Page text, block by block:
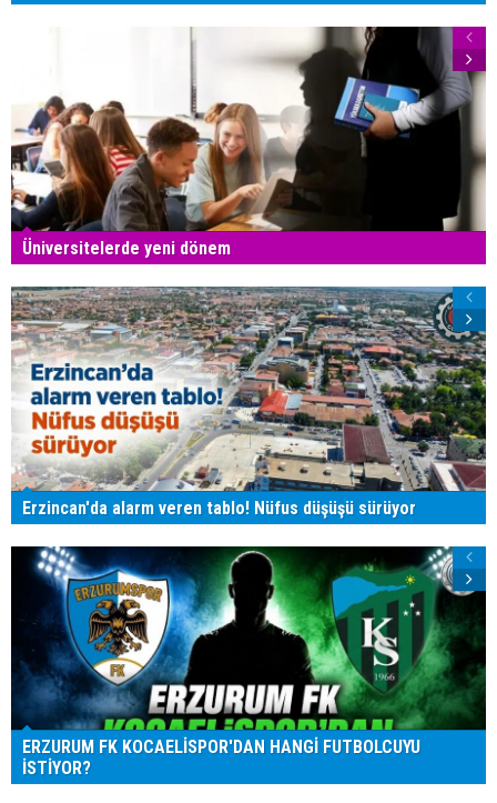
Üniversitelerde yeni dönem
Erzincan'da alarm veren tablo! Nüfus düşüşü sürüyor
ERZURUM FK KOCAELİSPOR'DAN HANGİ FUTBOLCUYU
İSTİYOR?